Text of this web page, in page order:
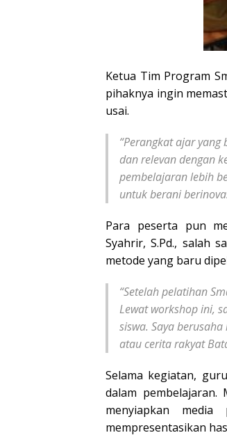
Ketua Tim Program
pihaknya ingin
usai.
“Perangkat ajar
dan relevan dengan
pembelajaran lebih
untuk berani
Para peserta pun
Syahrir, S.Pd., salah
metode yang baru
“Setelah pelatihan
Lewat workshop ini,
siswa. Saya
atau cerita rakyat
Selama kegiatan,
dalam
menyiapkan
mempresentasikan